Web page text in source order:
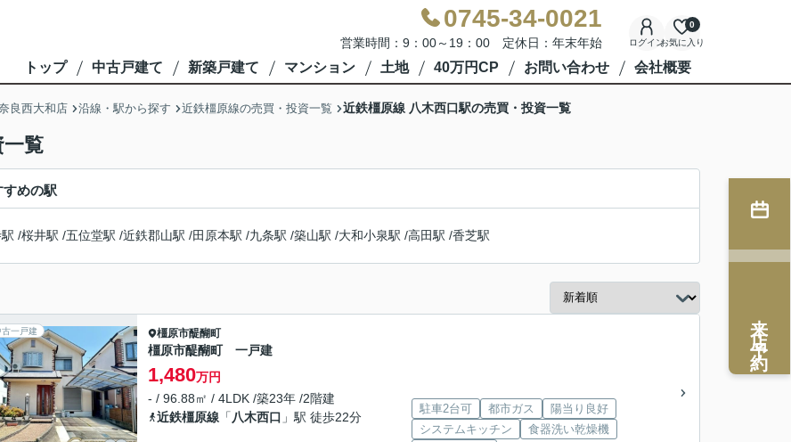
0745-34-0021
営業時間：9：00～19：00 定休日：年末年始 ログインお気に入り
0
トップ 中古戸建て 新築戸建て マンション 土地 40万円CP お問い合わせ 会社概要
良西大和店 沿線・駅から探す 近鉄橿原線の売買・投資一覧 近鉄橿原線 八木西口駅の売買・投資一覧
覧
すめの駅
/桜井駅 /五位堂駅 /近鉄郡山駅 /田原本駅 /九条駅 /築山駅 /大和小泉駅 /高田駅 /香芝駅
古一戸建 橿原市醍醐町
橿原市醍醐町 一戸建
1,480万円
- / 96.88㎡ / 4LDK /築23年 /2階建
近鉄橿原線 「 八木西口 」駅 徒歩22分
駐車2台可 都市ガス
陽当り良好
システムキッチン
食器洗い乾燥機
来店予約